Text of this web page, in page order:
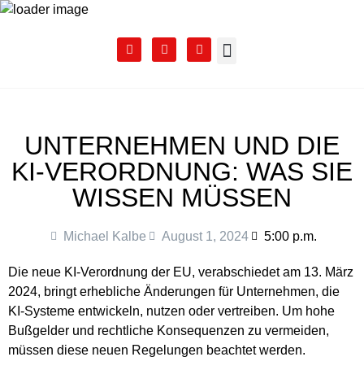
UNTERNEHMEN UND DIE
KI-VERORDNUNG: WAS SIE
WISSEN MÜSSEN
Michael Kalbe August 1, 2024 5:00 p.m.
Die neue KI-Verordnung der EU, verabschiedet am 13. März
2024, bringt erhebliche Änderungen für Unternehmen, die
KI-Systeme entwickeln, nutzen oder vertreiben. Um hohe
Bußgelder und rechtliche Konsequenzen zu vermeiden,
müssen diese neuen Regelungen beachtet werden.